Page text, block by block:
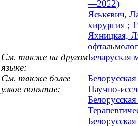
—2022)
Яськевич,
хирургия ;
Яхницкая,
См. также на другом
языке:
Беларуская
См. также более
узкое понятие:
Научно-